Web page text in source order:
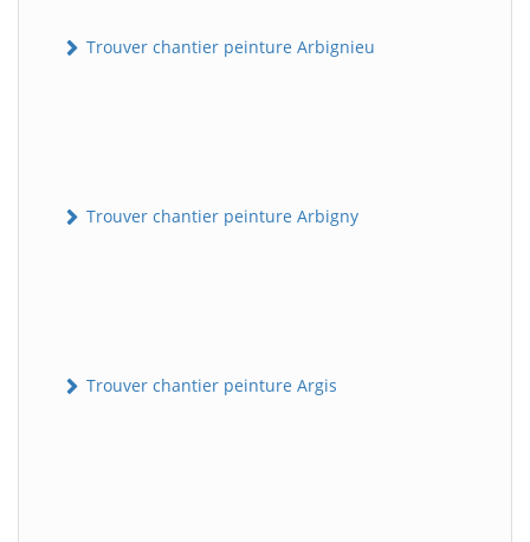
Trouver chantier peinture Arbignieu
Trouver chantier peinture Arbigny
Trouver chantier peinture Argis